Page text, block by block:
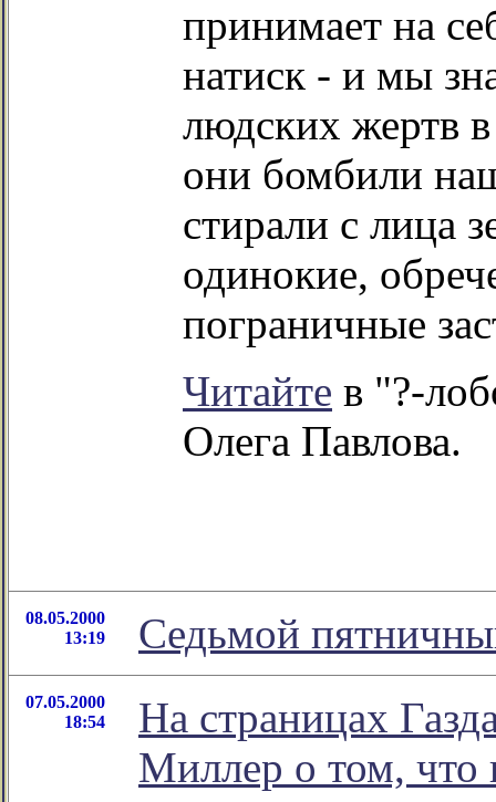
принимает на
натиск - и мы
людских жертв
они бомбили
стирали с лица
одинокие,
пограничные
Читайте в "?-
Олега Павлова.
08.05.2000
13:19
Седьмой
07.05.2000
18:54
На страницах
Миллер о том, что